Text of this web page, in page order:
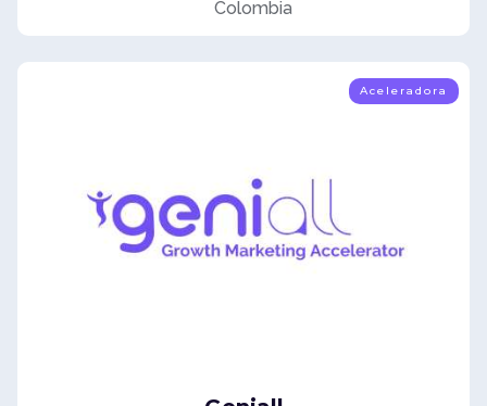
Colombia
Aceleradora